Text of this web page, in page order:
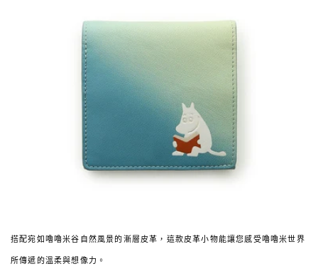
搭配宛如嚕嚕米谷自然風景的漸層皮革，這款皮革小物能讓您感受嚕嚕米世界
所傳遞的溫柔與想像力。